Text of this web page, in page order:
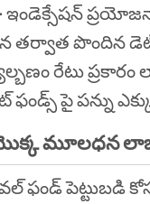
ఇండెక్సేషన్
తర్వాత పొందిన
రేటు
ఫండ్స్ పై పన్ను
మూలధన
ఫండ్ పెట్టుబడి